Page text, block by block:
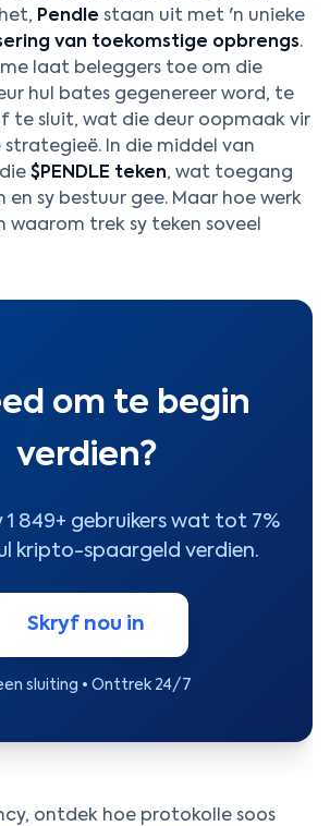
Pendle staan uit met 'n unieke
van toekomstige opbrengs.
laat beleggers toe om die
hul bates gegenereer word, te
te sluit, wat die deur oopmaak vir
In die middel van
$PENDLE teken, wat toegang
sy bestuur gee. Maar hoe werk
waarom trek sy teken soveel
om te begin
verdien?
1 849+ gebruikers wat tot 7%
kripto-spaargeld verdien.
Skryf nou in
sluiting • Onttrek 24/7
ontdek hoe protokolle soos